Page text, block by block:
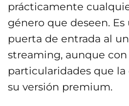
prácticamente
género que deseen.
puerta de entrada al
streaming, aunque
particularidades que
su versión premium.